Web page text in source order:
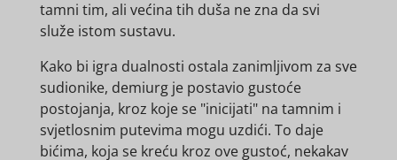
tamni tim, ali većina tih duša ne zna da svi
služe istom sustavu.
Kako bi igra dualnosti ostala zanimljivom za sve
sudionike, demiurg je postavio gustoće
postojanja, kroz koje se "inicijati" na tamnim i
svjetlosnim putevima mogu uzdići. To daje
bićima, koja se kreću kroz ove gustoć, nekakav